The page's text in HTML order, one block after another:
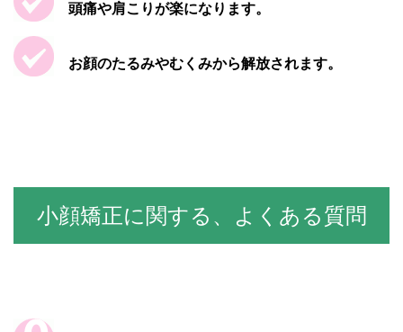
頭痛や肩こりが楽になります。
お顔のたるみやむくみから解放されます。
小顔矯正に関する、よくある質問